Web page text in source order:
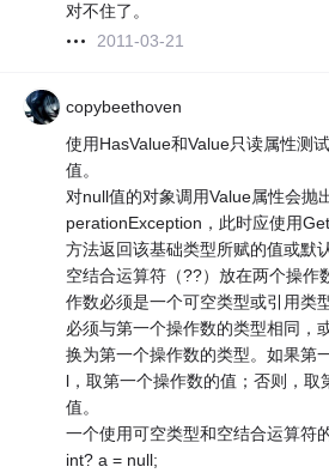
对不住了。
2011-03-21
copybeethoven
使用HasValue和Value只读属性测
值。
对null值的对象调用Value属性会抛
perationException，此时应使用
方法返回该基础类型所赋的值或默认
空结合运算符（??）放在两个操作
作数必须是一个可空类型或引用类
必须与第一个操作数的类型相同，
换为第一个操作数的类型。如果第
l，取第一个操作数的值；否则，取
值。
一个使用可空类型和空结合运算符
int? a = null;